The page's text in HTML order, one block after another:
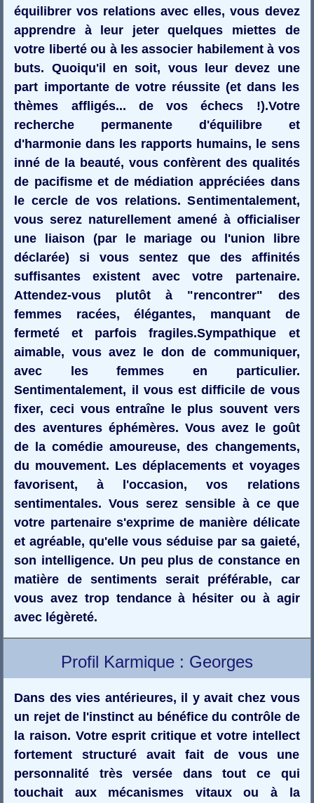
équilibrer vos relations avec elles, vous devez
apprendre à leur jeter quelques miettes de
votre liberté ou à les associer habilement à vos
buts. Quoiqu'il en soit, vous leur devez une
part importante de votre réussite (et dans les
thèmes affligés... de vos échecs !).Votre
recherche permanente d'équilibre et
d'harmonie dans les rapports humains, le sens
inné de la beauté, vous confèrent des qualités
de pacifisme et de médiation appréciées dans
le cercle de vos relations. Sentimentalement,
vous serez naturellement amené à officialiser
une liaison (par le mariage ou l'union libre
déclarée) si vous sentez que des affinités
suffisantes existent avec votre partenaire.
Attendez-vous plutôt à "rencontrer" des
femmes racées, élégantes, manquant de
fermeté et parfois fragiles.Sympathique et
aimable, vous avez le don de communiquer,
avec les femmes en particulier.
Sentimentalement, il vous est difficile de vous
fixer, ceci vous entraîne le plus souvent vers
des aventures éphémères. Vous avez le goût
de la comédie amoureuse, des changements,
du mouvement. Les déplacements et voyages
favorisent, à l'occasion, vos relations
sentimentales. Vous serez sensible à ce que
votre partenaire s'exprime de manière délicate
et agréable, qu'elle vous séduise par sa gaieté,
son intelligence. Un peu plus de constance en
matière de sentiments serait préférable, car
vous avez trop tendance à hésiter ou à agir
avec légèreté.
Profil Karmique : Georges
Dans des vies antérieures, il y avait chez vous
un rejet de l'instinct au bénéfice du contrôle de
la raison. Votre esprit critique et votre intellect
fortement structuré avait fait de vous une
personnalité très versée dans tout ce qui
touchait aux mécanismes vitaux ou à la